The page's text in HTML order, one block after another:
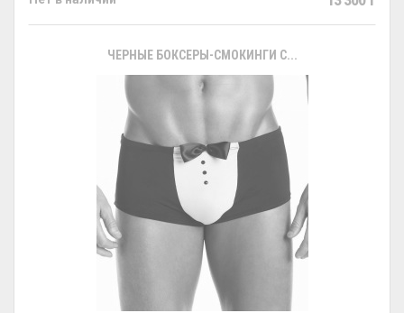
ЧЕРНЫЕ БОКСЕРЫ-СМОКИНГИ С...